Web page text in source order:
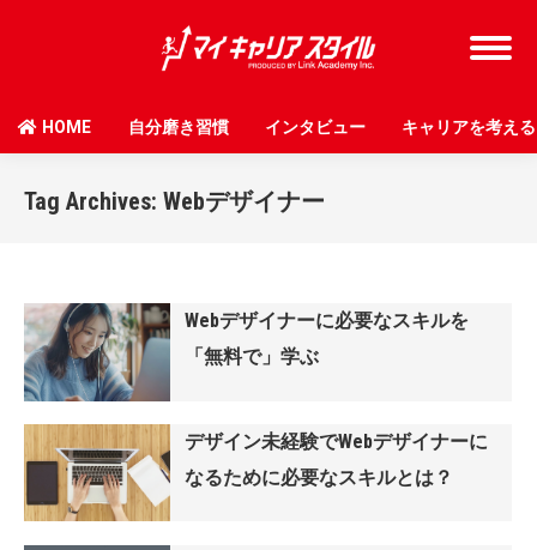
HOME 自分磨き習慣 インタビュー キャリアを考える
Tag Archives: Webデザイナー
Webデザイナーに必要なスキルを
「無料で」学ぶ
デザイン未経験でWebデザイナーに
なるために必要なスキルとは？